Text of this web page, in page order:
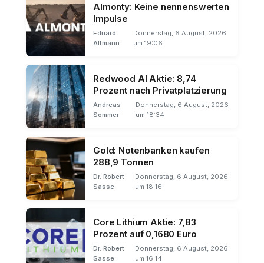
Almonty: Keine nennenswerten
Impulse
Eduard
Altmann
Donnerstag, 6 August, 2026
um 19:06
Redwood AI Aktie: 8,74
Prozent nach Privatplatzierung
Andreas
Sommer
Donnerstag, 6 August, 2026
um 18:34
Gold: Notenbanken kaufen
288,9 Tonnen
Dr. Robert
Sasse
Donnerstag, 6 August, 2026
um 18:16
Core Lithium Aktie: 7,83
Prozent auf 0,1680 Euro
Dr. Robert
Sasse
Donnerstag, 6 August, 2026
um 16:14